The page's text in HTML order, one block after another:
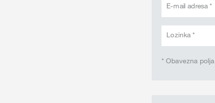
E-mail adresa *
Lozinka *
* Obavezna polja